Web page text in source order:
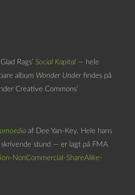
Rags’ Social Kapital — hele
album Wonder Under findes på
Creative Commons’
af Dee Yan-Key. Hele hans
stund — er lagt på FMA
NonCommercial-ShareAlike-